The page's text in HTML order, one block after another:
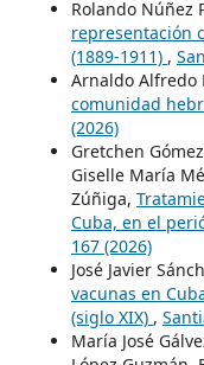
Rolando Núñez
representación
(1889-1911) ,
Arnaldo Alfredo
comunidad
(2026)
Gretchen
Giselle María
Zúñiga,
Cuba, en el
167 (2026)
José Javier
vacunas en
(siglo XIX) ,
María José